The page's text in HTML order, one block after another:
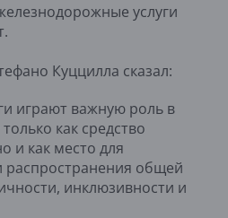
услуги
Куццилла сказал:
играют важную роль в
как средство
и как место для
общей
инклюзивности и